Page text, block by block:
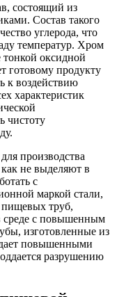
состоящий из
Состав такого
углерода, что
температур. Хром
тонкой оксидной
готовому продукту
к воздействию
характеристик
чистоту
производства
не выделяют в
с
маркой стали,
пищевых труб,
среде с повышенным
изготовленные из
повышенными
разрушению